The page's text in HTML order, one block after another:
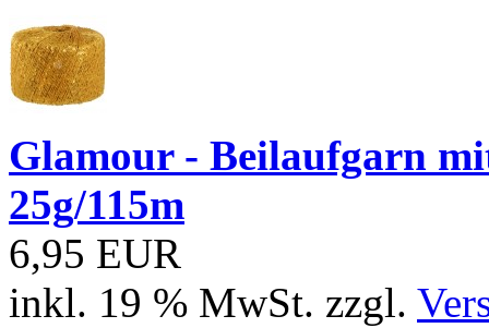
Glamour - Beilaufgarn
25g/115m
6,95 EUR
inkl. 19 % MwSt. zzgl.